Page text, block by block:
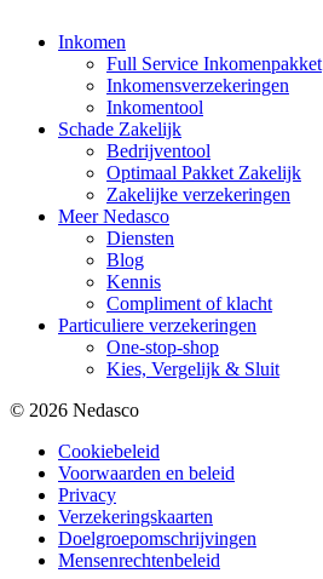
Inkomen
Full Service Inkomenpakket
Inkomensverzekeringen
Inkomentool
Schade Zakelijk
Bedrijventool
Optimaal Pakket Zakelijk
Zakelijke verzekeringen
Meer Nedasco
Diensten
Blog
Kennis
Compliment of klacht
Particuliere verzekeringen
One-stop-shop
Kies, Vergelijk & Sluit
© 2026 Nedasco
Cookiebeleid
Voorwaarden en beleid
Privacy
Verzekeringskaarten
Doelgroepomschrijvingen
Mensenrechtenbeleid